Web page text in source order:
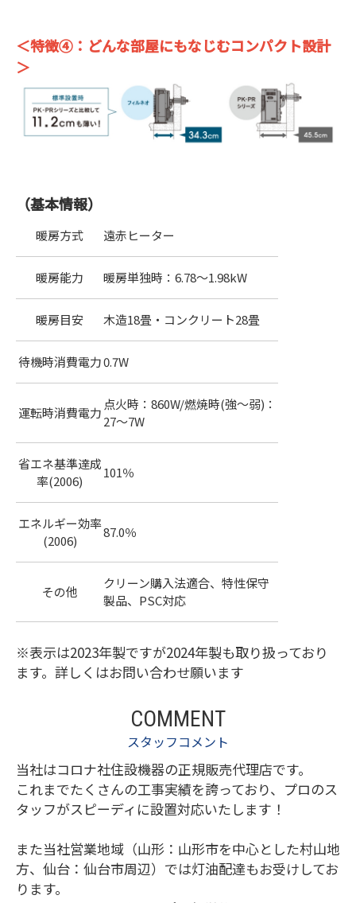
＜特徴④：どんな部屋にもなじむコンパクト設計
＞
（基本情報）
暖房方式 遠赤ヒーター
暖房能力 暖房単独時：6.78～1.98kW
暖房目安 木造18畳・コンクリート28畳
待機時消費電力0.7W
運転時消費電力
点火時：860W/燃焼時(強～弱)：
27～7W
省エネ基準達成
率(2006)
101％
エネルギー効率
(2006)
87.0％
その他
クリーン購入法適合、特性保守
製品、PSC対応
※表示は2023年製ですが2024年製も取り扱っており
ます。詳しくはお問い合わせ願います
COMMENT
スタッフコメント
当社はコロナ社住設機器の正規販売代理店です。
これまでたくさんの工事実績を誇っており、プロのス
タッフがスピーディに設置対応いたします！
また当社営業地域（山形：山形市を中心とした村山地
方、仙台：仙台市周辺）では灯油配達もお受けしてお
ります。